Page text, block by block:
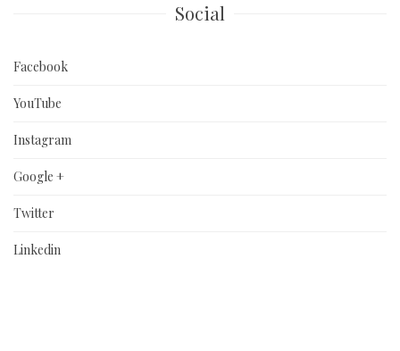
Social
Facebook
YouTube
Instagram
Google +
Twitter
Linkedin